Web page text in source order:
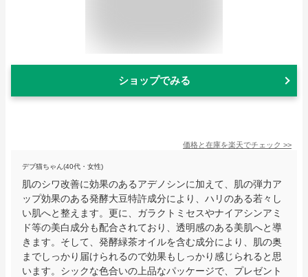
ショップでみる
価格と在庫を楽天でチェック >>
デブ猫ちゃん(40代・女性)
肌のシワ改善に効果のあるアデノシンに加えて、肌の弾力ア
ップ効果のある発酵大豆特許成分により、ハリのある若々し
い肌へと整えます。更に、ガラクトミセスやナイアシンアミ
ド等の美白成分も配合されており、透明感のある美肌へと導
きます。そして、発酵緑茶オイルを含む成分により、肌の奥
までしっかり届けられるので効果もしっかり感じられると思
います。シックな色合いの上品なパッケージで、プレゼント